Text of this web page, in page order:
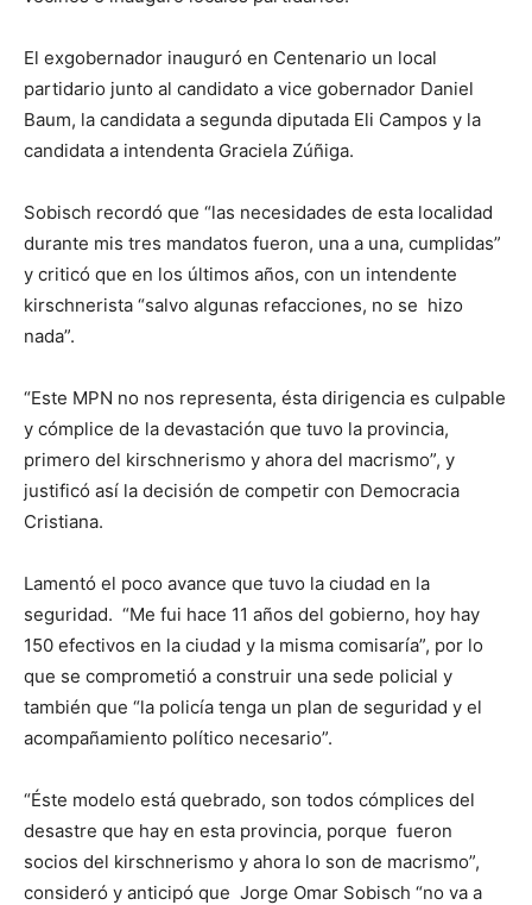
El exgobernador inauguró en Centenario un local
partidario junto al candidato a vice gobernador Daniel
Baum, la candidata a segunda diputada Eli Campos y la
candidata a intendenta Graciela Zúñiga.
Sobisch recordó que “las necesidades de esta localidad
durante mis tres mandatos fueron, una a una, cumplidas”
y criticó que en los últimos años, con un intendente
kirschnerista “salvo algunas refacciones, no se hizo
nada”.
“Este MPN no nos representa, ésta dirigencia es culpable
y cómplice de la devastación que tuvo la provincia,
primero del kirschnerismo y ahora del macrismo”, y
justificó así la decisión de competir con Democracia
Cristiana.
Lamentó el poco avance que tuvo la ciudad en la
seguridad. “Me fui hace 11 años del gobierno, hoy hay
150 efectivos en la ciudad y la misma comisaría”, por lo
que se comprometió a construir una sede policial y
también que “la policía tenga un plan de seguridad y el
acompañamiento político necesario”.
“Éste modelo está quebrado, son todos cómplices del
desastre que hay en esta provincia, porque fueron
socios del kirschnerismo y ahora lo son de macrismo”,
consideró y anticipó que Jorge Omar Sobisch “no va a